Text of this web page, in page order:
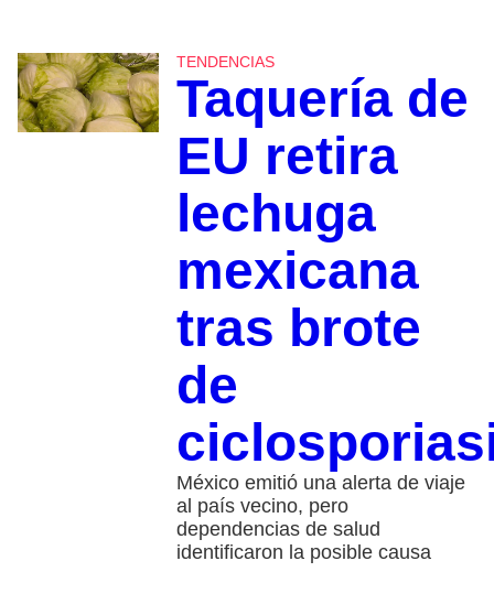
TENDENCIAS
Taquería de
EU retira
lechuga
mexicana
tras brote
de
México emitió una alerta de viaje
al país vecino, pero
dependencias de salud
identificaron la posible causa